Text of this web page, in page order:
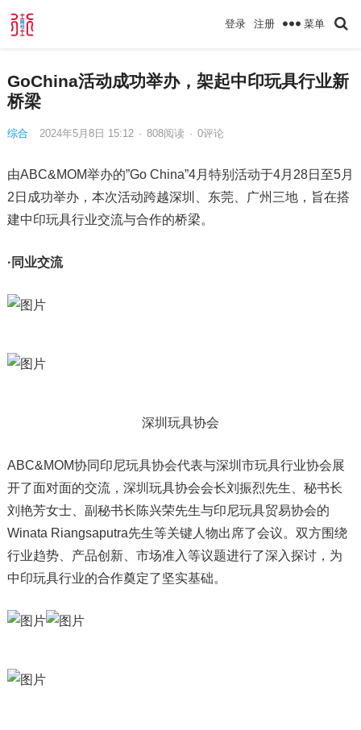
登录 注册 菜单
GoChina活动成功举办，架起中印玩具行业新
桥梁
综合 2024年5月8日 15:12 · 808阅读 · 0评论
由ABC&MOM举办的”Go China”4月特别活动于4月28日至5月
2日成功举办，本次活动跨越深圳、东莞、广州三地，旨在搭
建中印玩具行业交流与合作的桥梁。
·同业交流
深圳玩具协会
ABC&MOM协同印尼玩具协会代表与深圳市玩具行业协会展
开了面对面的交流，深圳玩具协会会长刘振烈先生、秘书长
刘艳芳女士、副秘书长陈兴荣先生与印尼玩具贸易协会的
Winata Riangsaputra先生等关键人物出席了会议。双方围绕
行业趋势、产品创新、市场准入等议题进行了深入探讨，为
中印玩具行业的合作奠定了坚实基础。